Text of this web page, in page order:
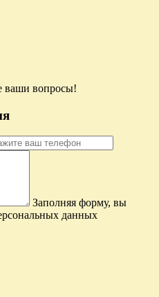
ваши вопросы!
Заполняя форму, вы
данных